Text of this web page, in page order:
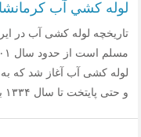
لوله كشي آب
تاریخچه لوله کشی آب در
لوله کشی آب آغاز شد که
و حتی پایتخت تا سال ۱۳۳۴ به طول...